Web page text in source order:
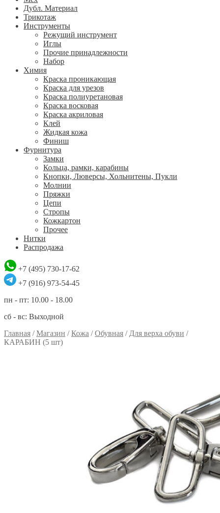
Дубл. Материал
Трикотаж
Инструменты
Режущий инструмент
Иглы
Прочие принадлежности
Набор
Химия
Краска проникающая
Краска для урезов
Краска полиуретановая
Краска восковая
Краска акриловая
Клей
Жидкая кожа
Финиш
Фурнитура
Замки
Кольца, рамки, карабины
Кнопки, Люверсы, Хольнитены, Пукли
Молнии
Пряжки
Цепи
Стропы
Кожкартон
Прочее
Нитки
Распродажа
+7 (495) 730-17-62
+7 (916) 973-54-45
пн - пт: 10.00 - 18.00
сб - вс: Выходной
Главная /Магазин /Кожа /Обувная / Для верха обуви /
КАРАБИН (5 шт)